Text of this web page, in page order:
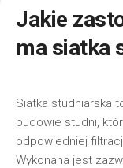
Jakie
ma siatka
Siatka studniarska
budowie studni,
odpowiedniej
Wykonana jest